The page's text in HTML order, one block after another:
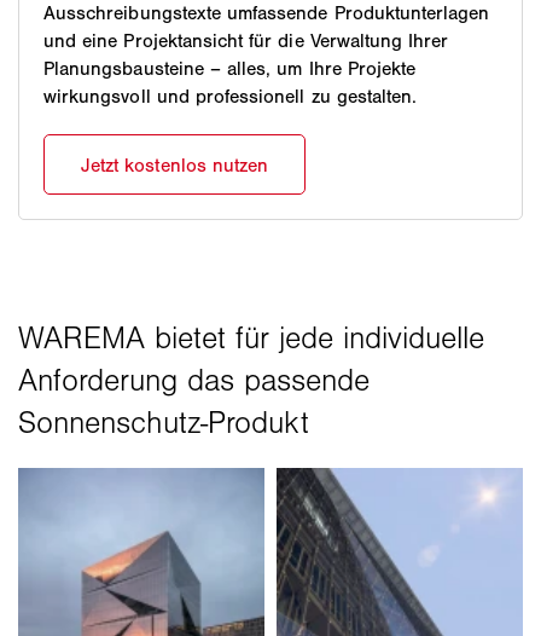
Ausschreibungstexte umfassende Produktunterlagen
und eine Projektansicht für die Verwaltung Ihrer
Planungsbausteine – alles, um Ihre Projekte
wirkungsvoll und professionell zu gestalten.